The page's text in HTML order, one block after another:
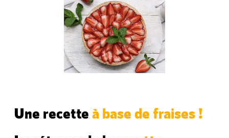
Une recette à base de fraises !